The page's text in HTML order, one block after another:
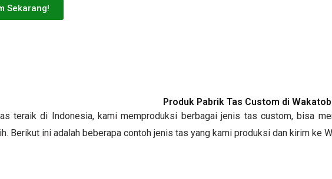
Sekarang!
Produk Pabrik Tas Custom di
teraik di Indonesia, kami memproduksi berbagai jenis tas custom, bisa
Berikut ini adalah beberapa contoh jenis tas yang kami produksi dan kirim ke